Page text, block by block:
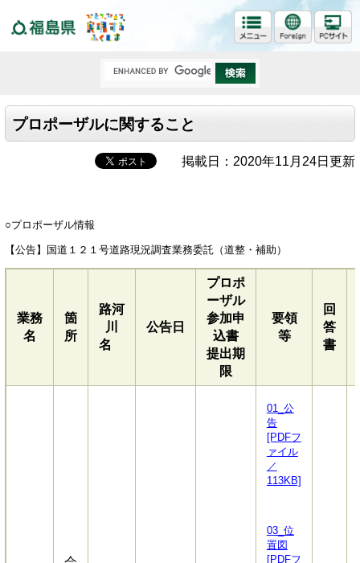
プロポーザルに関すること
掲載日：2020年11月24日更新
○プロポーザル情報
【公告】国道１２１号道路現況調査業務委託（道整・補助）
業務
名
箇
所
路河
川
名
公告日
プロポ
ーザル
参加申
込書
提出期
限
要領
等
回
答
書
01_公
告
[PDFフ
ァイル
／
113KB]
03_位
置図
[PDFフ